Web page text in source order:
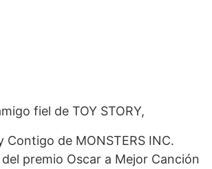
fiel de TOY STORY,
Contigo de MONSTERS INC.
premio Oscar a Mejor Canción